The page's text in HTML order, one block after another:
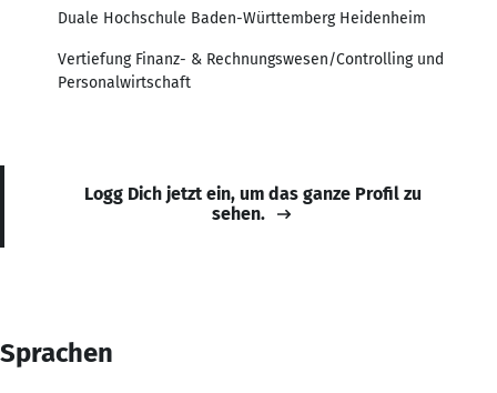
Duale Hochschule Baden-Württemberg Heidenheim
Vertiefung Finanz- & Rechnungswesen/Controlling und
Personalwirtschaft
Logg Dich jetzt ein, um das ganze Profil zu
sehen.
Sprachen